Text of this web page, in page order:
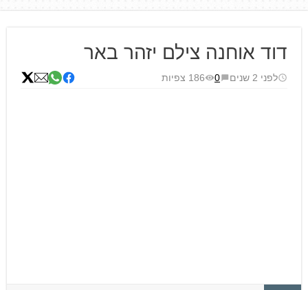
דוד אוחנה צילם יזהר באר
לפני 2 שנים 0 186 צפיות